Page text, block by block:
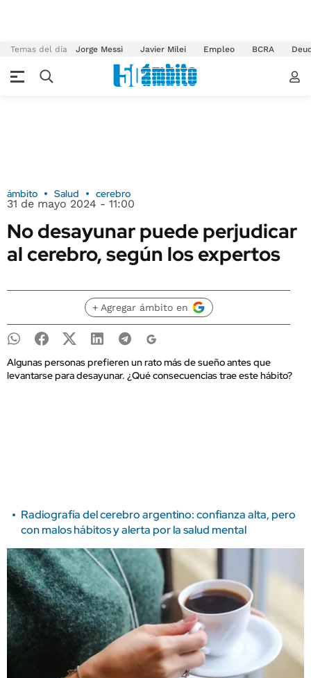
Temas del día Jorge Messi Javier Milei Empleo BCRA
ámbito Salud cerebro
31 de mayo 2024 - 11:00
No desayunar puede perjudicar
al cerebro, según los expertos
+ Agregar ámbito en
Algunas personas prefieren un rato más de sueño antes que
levantarse para desayunar. ¿Qué consecuencias trae este hábito?
Radiografía del cerebro argentino: confianza alta, pero
con malos hábitos y alerta por la salud mental